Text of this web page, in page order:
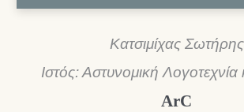
Κατσιμίχας Σωτήρης
Ιστός: Αστυνομική Λογοτεχνία
ArC